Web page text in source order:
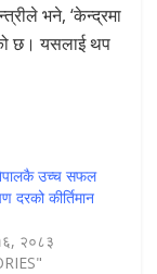
भने, ‘केन्द्रमा
छ। यसलाई थप
उच्च सफल
दरको कीर्तिमान
२०८३